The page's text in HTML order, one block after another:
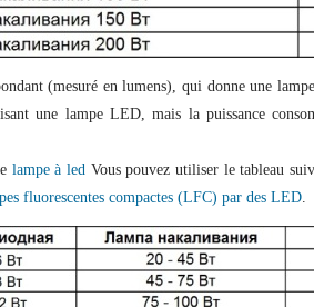
(mesuré en lumens), qui donne une
une lampe LED, mais la puissance
lampe à led Vous pouvez utiliser le tableau
fluorescentes compactes (LFC) par des LED.